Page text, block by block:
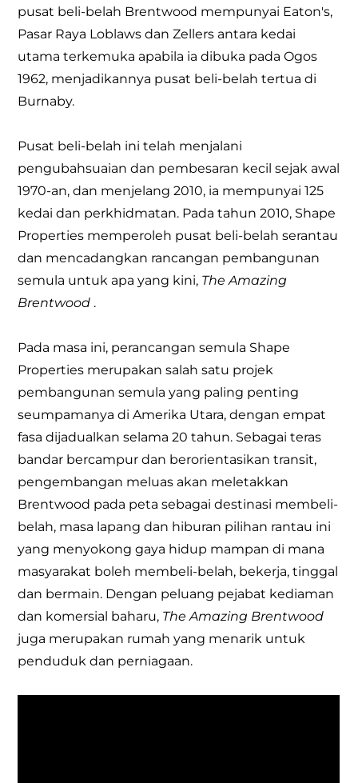
pusat beli-belah Brentwood mempunyai Eaton's,
Pasar Raya Loblaws dan Zellers antara kedai
utama terkemuka apabila ia dibuka pada Ogos
1962, menjadikannya pusat beli-belah tertua di
Burnaby.
Pusat beli-belah ini telah menjalani
pengubahsuaian dan pembesaran kecil sejak awal
1970-an, dan menjelang 2010, ia mempunyai 125
kedai dan perkhidmatan. Pada tahun 2010, Shape
Properties memperoleh pusat beli-belah serantau
dan mencadangkan rancangan pembangunan
semula untuk apa yang kini, The Amazing
Brentwood .
Pada masa ini, perancangan semula Shape
Properties merupakan salah satu projek
pembangunan semula yang paling penting
seumpamanya di Amerika Utara, dengan empat
fasa dijadualkan selama 20 tahun. Sebagai teras
bandar bercampur dan berorientasikan transit,
pengembangan meluas akan meletakkan
Brentwood pada peta sebagai destinasi membeli-
belah, masa lapang dan hiburan pilihan rantau ini
yang menyokong gaya hidup mampan di mana
masyarakat boleh membeli-belah, bekerja, tinggal
dan bermain. Dengan peluang pejabat kediaman
dan komersial baharu, The Amazing Brentwood
juga merupakan rumah yang menarik untuk
penduduk dan perniagaan.